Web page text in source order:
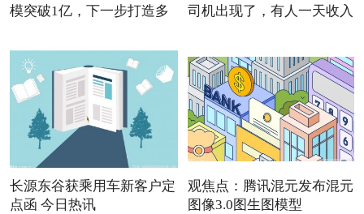
模突破1亿，下一步打造多
司机出现了，有人一天收入
长源东谷获乘用车新客户定
点函 今日热讯
观焦点：腾讯混元发布混元
图像3.0图生图模型